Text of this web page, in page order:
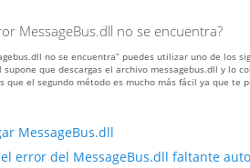
MessageBus.dll no se encuentra?
no se encuentra” puedes utilizar uno de los
que descargas el archivo messagebus.dll y lo
que el segundo método es mucho más fácil ya que
MessageBus.dll
error del MessageBus.dll faltante